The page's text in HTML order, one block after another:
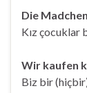
Die
Kız çocuklar
Wir kaufen
Biz bir